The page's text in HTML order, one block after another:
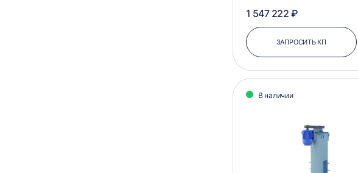
1 547 222 ₽
ЗАПРОСИТЬ КП
В наличии